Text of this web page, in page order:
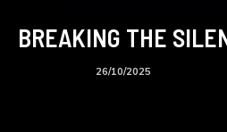
BREAKING THE
26/10/2025